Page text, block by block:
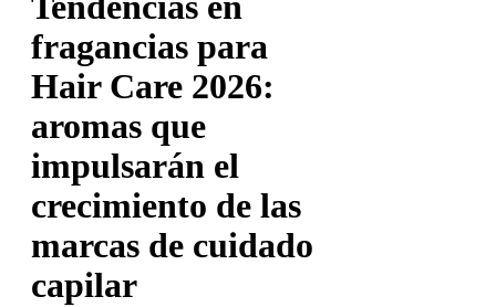
fragancias para
Hair Care 2026:
aromas que
impulsarán el
crecimiento de las
marcas de cuidado
capilar